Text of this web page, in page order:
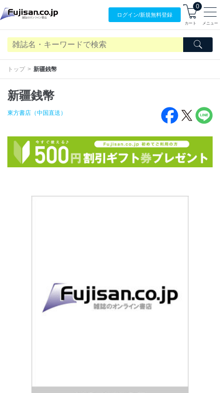
ログイン/新規無料登録
0
カート メニュー
トップ 新疆銭幣
新疆銭幣
東方書店（中国直送）